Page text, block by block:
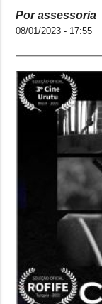
Por assessoria
08/01/2023 - 17:55